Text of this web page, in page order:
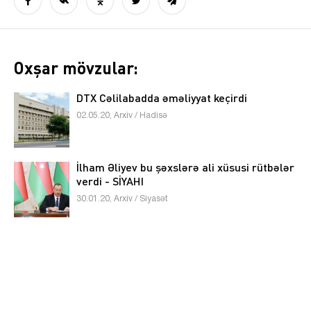
Oxşar mövzular:
DTX Cəlilabadda əməliyyat keçirdi
02.05.20, Arxiv / Hadisə
İlham Əliyev bu şəxslərə ali xüsusi rütbələr
verdi - SİYAHI
30.01.20, Arxiv / Siyasət